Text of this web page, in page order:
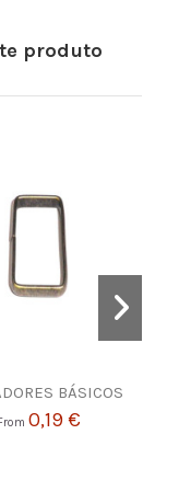
produto
BÁSICOS
From 0,19 €